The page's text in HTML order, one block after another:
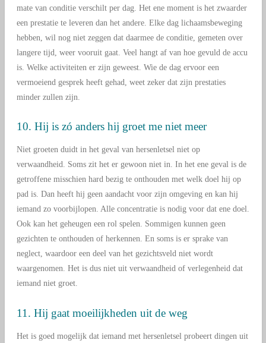
mate van conditie verschilt per dag. Het ene moment is het zwaarder
een prestatie te leveren dan het andere. Elke dag lichaamsbeweging
hebben, wil nog niet zeggen dat daarmee de conditie, gemeten over
langere tijd, weer vooruit gaat. Veel hangt af van hoe gevuld de accu
is. Welke activiteiten er zijn geweest. Wie de dag ervoor een
vermoeiend gesprek heeft gehad, weet zeker dat zijn prestaties
minder zullen zijn.
10. Hij is zó anders hij groet me niet meer
Niet groeten duidt in het geval van hersenletsel niet op
verwaandheid. Soms zit het er gewoon niet in. In het ene geval is de
getroffene misschien hard bezig te onthouden met welk doel hij op
pad is. Dan heeft hij geen aandacht voor zijn omgeving en kan hij
iemand zo voorbijlopen. Alle concentratie is nodig voor dat ene doel.
Ook kan het geheugen een rol spelen. Sommigen kunnen geen
gezichten te onthouden of herkennen. En soms is er sprake van
neglect, waardoor een deel van het gezichtsveld niet wordt
waargenomen. Het is dus niet uit verwaandheid of verlegenheid dat
iemand niet groet.
11. Hij gaat moeilijkheden uit de weg
Het is goed mogelijk dat iemand met hersenletsel probeert dingen uit